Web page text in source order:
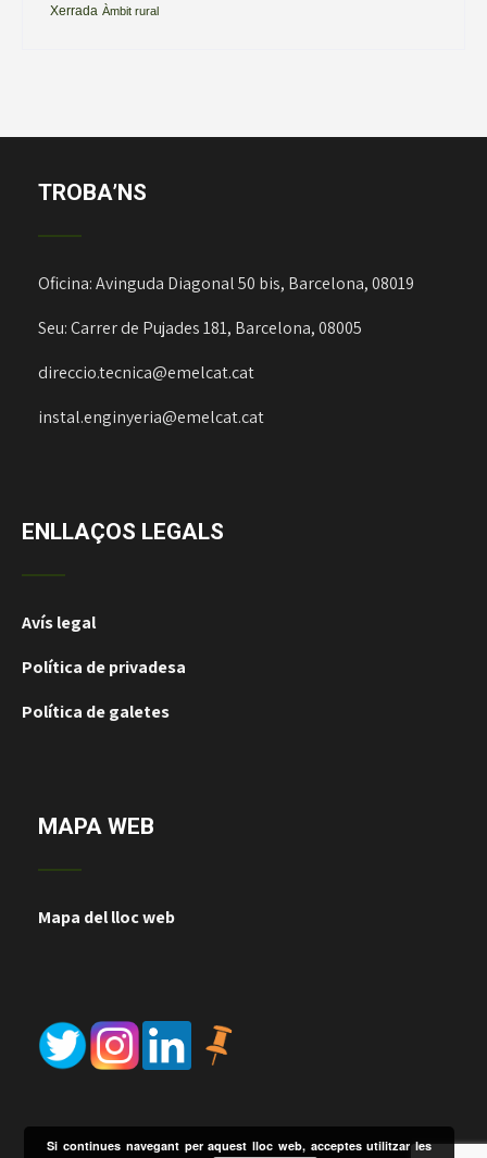
Xerrada Àmbit rural
TROBA’NS
Oficina: Avinguda Diagonal 50 bis, Barcelona, 08019
Seu: Carrer de Pujades 181, Barcelona, 08005
direccio.tecnica@emelcat.cat
instal.enginyeria@emelcat.cat
ENLLAÇOS LEGALS
Avís legal
Política de privadesa
Política de galetes
MAPA WEB
Mapa del lloc web
Si continues navegant per aquest lloc web, acceptes utilitzar les